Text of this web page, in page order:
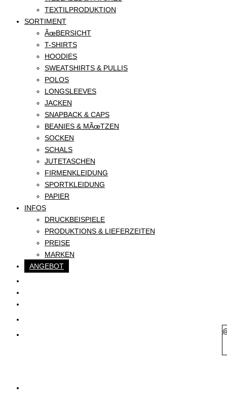
TEXTILPRODUKTION
SORTIMENT
ÃœBERSICHT
T-SHIRTS
HOODIES
SWEATSHIRTS & PULLIS
POLOS
LONGSLEEVES
JACKEN
SNAPBACK & CAPS
BEANIES & MÃœTZEN
SOCKEN
SCHALS
JUTETASCHEN
FIRMENKLEIDUNG
SPORTKLEIDUNG
PAPIER
INFOS
DRUCKBEISPIELE
PRODUKTIONS & LIEFERZEITEN
PREISE
MARKEN
ANGEBOT